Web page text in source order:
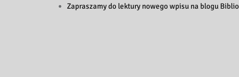
Zapraszamy do lektury nowego wpisu na blogu